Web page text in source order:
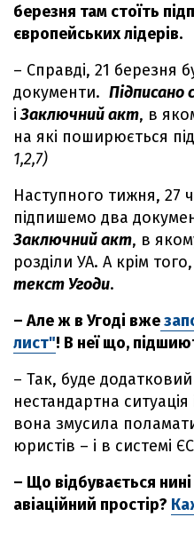
березня там стоїть
європейських лідерів.
– Справді, 21 березня
документи. Підписано
і Заключний акт, в
на які поширюється
1,2,7)
Наступного тижня, 27
підпишемо два
Заключний акт, в
розділи УА. А крім того,
текст Угоди.
– Але ж в Угоді вже
лист"! В неї що,
– Так, буде
нестандартна
вона змусила
юристів – і в системі
– Що відбувається
авіаційний простір?